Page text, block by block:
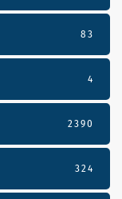
83
4
2390
324